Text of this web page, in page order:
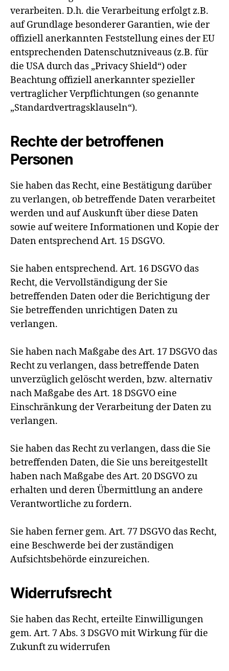
verarbeiten. D.h. die Verarbeitung erfolgt z.B.
auf Grundlage besonderer Garantien, wie der
offiziell anerkannten Feststellung eines der EU
entsprechenden Datenschutzniveaus (z.B. für
die USA durch das „Privacy Shield“) oder
Beachtung offiziell anerkannter spezieller
vertraglicher Verpflichtungen (so genannte
„Standardvertragsklauseln“).
Rechte der betroffenen
Personen
Sie haben das Recht, eine Bestätigung darüber
zu verlangen, ob betreffende Daten verarbeitet
werden und auf Auskunft über diese Daten
sowie auf weitere Informationen und Kopie der
Daten entsprechend Art. 15 DSGVO.
Sie haben entsprechend. Art. 16 DSGVO das
Recht, die Vervollständigung der Sie
betreffenden Daten oder die Berichtigung der
Sie betreffenden unrichtigen Daten zu
verlangen.
Sie haben nach Maßgabe des Art. 17 DSGVO das
Recht zu verlangen, dass betreffende Daten
unverzüglich gelöscht werden, bzw. alternativ
nach Maßgabe des Art. 18 DSGVO eine
Einschränkung der Verarbeitung der Daten zu
verlangen.
Sie haben das Recht zu verlangen, dass die Sie
betreffenden Daten, die Sie uns bereitgestellt
haben nach Maßgabe des Art. 20 DSGVO zu
erhalten und deren Übermittlung an andere
Verantwortliche zu fordern.
Sie haben ferner gem. Art. 77 DSGVO das Recht,
eine Beschwerde bei der zuständigen
Aufsichtsbehörde einzureichen.
Widerrufsrecht
Sie haben das Recht, erteilte Einwilligungen
gem. Art. 7 Abs. 3 DSGVO mit Wirkung für die
Zukunft zu widerrufen